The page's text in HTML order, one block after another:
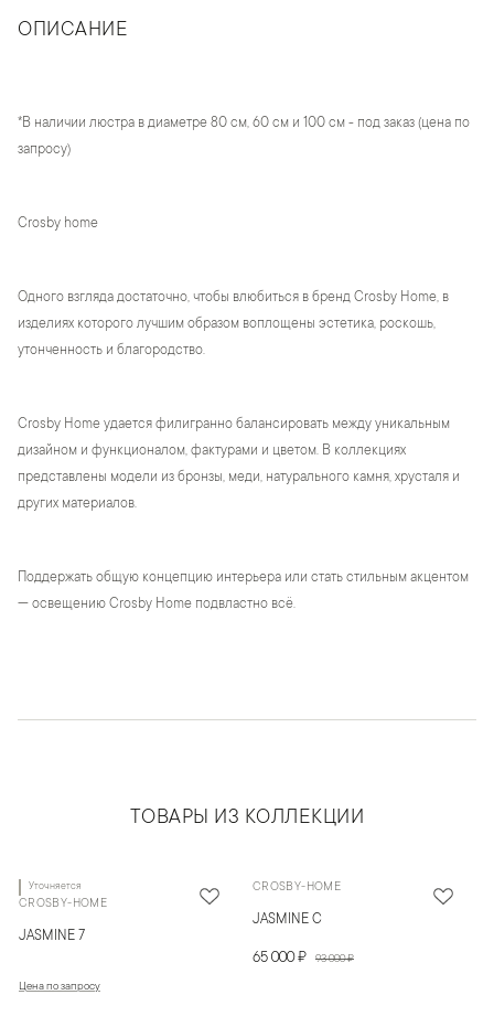
ОПИСАНИЕ
*В наличии люстра в диаметре 80 см, 60 см и 100 см - под заказ (цена по
запросу)
Crosby home
Одного взгляда достаточно, чтобы влюбиться в бренд Crosby Home, в
изделиях которого лучшим образом воплощены эстетика, роскошь,
утонченность и благородство.
Crosby Home удается филигранно балансировать между уникальным
дизайном и функционалом, фактурами и цветом. В коллекциях
представлены модели из бронзы, меди, натурального камня, хрусталя и
других материалов.
Поддержать общую концепцию интерьера или стать стильным акцентом
— освещению Crosby Home подвластно всё.
ТОВАРЫ ИЗ КОЛЛЕКЦИИ
Уточняется
CROSBY-HOME
JASMINE 7
Цена по запросу
CROSBY-HOME
JASMINE C
65 000 ₽ 93 000 ₽